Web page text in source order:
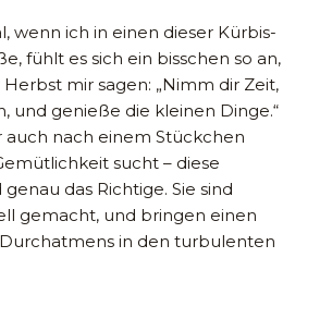
wenn ich in einen dieser Kürbis-
fühlt es sich ein bisschen so an,
mir sagen: „Nimm dir Zeit,
und genieße die kleinen Dinge.“
auch nach einem Stückchen
sucht – diese
das Richtige. Sie sind
gemacht, und bringen einen
in den turbulenten